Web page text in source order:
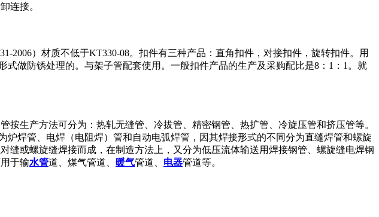
连接。
2006）材质不低于KT330-08。扣件有三种产品：直角扣件，对接扣件，旋转扣件。用
做防锈处理的。与架子管配套使用。一般扣件产品的生产及采购配比是8：1：1。就
生产方法可分为：热轧无缝管、冷拔管、精密钢管、热扩管、冷旋压管和挤压管等。
焊管、电焊（电阻焊）管和自动电弧焊管，因其焊接形式的不同分为直缝焊管和螺旋
对缝或螺旋缝焊接而成，在制造方法上，又分为低压流体输送用焊接钢管、螺旋缝电焊钢
于输水管道、煤气管道、 暖气管道、 电器管道等。